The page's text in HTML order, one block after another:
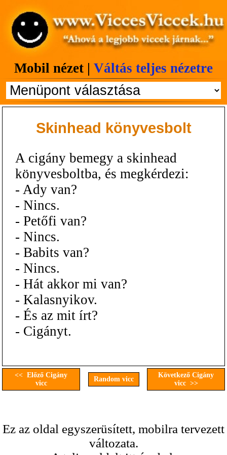
Mobil nézet | Váltás teljes nézetre
Skinhead könyvesbolt
A cigány bemegy a skinhead
könyvesboltba, és megkérdezi:
- Ady van?
- Nincs.
- Petőfi van?
- Nincs.
- Babits van?
- Nincs.
- Hát akkor mi van?
- Kalasnyikov.
- És az mit írt?
- Cigányt.
<< Előző Cigány
vicc
Random vicc
Következő Cigány
vicc >>
Ez az oldal egyszerüsített, mobilra tervezett
változata.